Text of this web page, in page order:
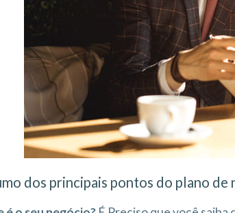
dos principais pontos do plano de